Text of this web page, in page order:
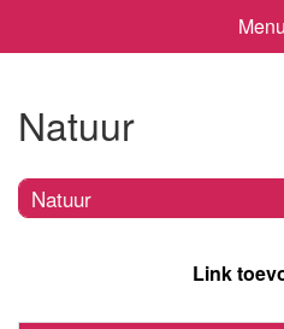
Natuur
Natuur
Link